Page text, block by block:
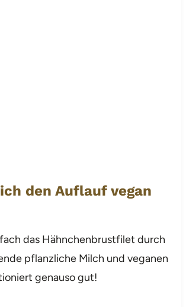
den Auflauf vegan
das Hähnchenbrustfilet durch
pflanzliche Milch und veganen
genauso gut!